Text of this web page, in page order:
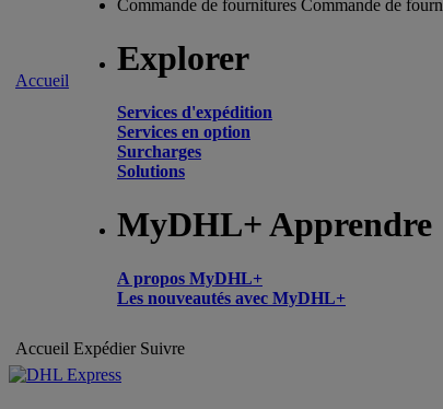
Accueil
Commande de fournitures Commande de
Explorer
Services d'expédition
Services en option
Surcharges
Solutions
MyDHL+ Apprendre
A propos MyDHL+
Les nouveautés avec MyDHL+
Accueil Expédier Suivre